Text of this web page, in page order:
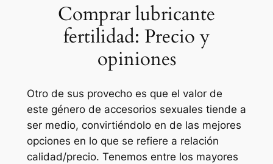
Comprar lubricante
fertilidad: Precio y
opiniones
Otro de sus provecho es que el valor de
este género de accesorios sexuales tiende a
ser medio, convirtiéndolo en de las mejores
opciones en lo que se refiere a relación
calidad/precio. Tenemos entre los mayores